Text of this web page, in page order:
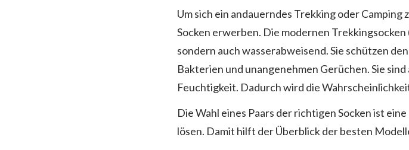
Um sich ein andauerndes Trekking oder
Socken erwerben. Die modernen
sondern auch wasserabweisend. Sie schützen
Bakterien und unangenehmen Gerüchen. Sie
Feuchtigkeit. Dadurch wird die
Die Wahl eines Paars der richtigen Socken ist
lösen. Damit hilft der Überblick der besten